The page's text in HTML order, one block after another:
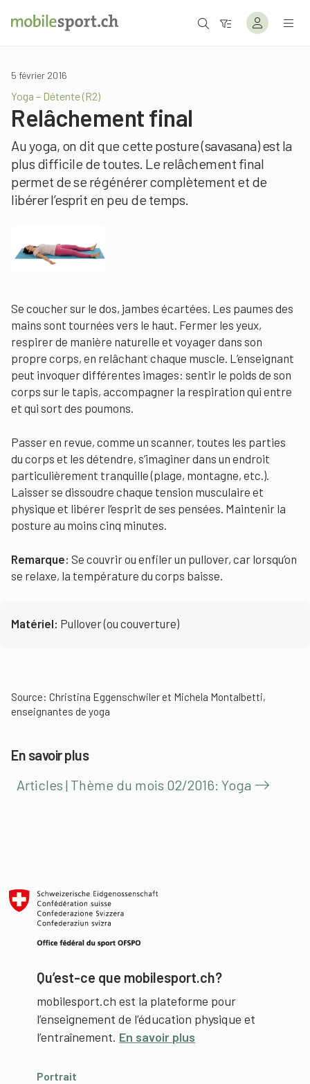
5 février 2016
Yoga – Détente (R2)
Relâchement final
Au yoga, on dit que cette posture (savasana) est la
plus difficile de toutes. Le relâchement final
permet de se régénérer complètement et de
libérer l’esprit en peu de temps.
Se coucher sur le dos, jambes écartées. Les paumes des
mains sont tournées vers le haut. Fermer les yeux,
respirer de manière naturelle et voyager dans son
propre corps, en relâchant chaque muscle. L’enseignant
peut invoquer différentes images: sentir le poids de son
corps sur le tapis, accompagner la respiration qui entre
et qui sort des poumons.
Passer en revue, comme un scanner, toutes les parties
du corps et les détendre, s’imaginer dans un endroit
particulièrement tranquille (plage, montagne, etc.).
Laisser se dissoudre chaque tension musculaire et
physique et libérer l’esprit de ses pensées. Maintenir la
posture au moins cinq minutes.
Remarque: Se couvrir ou enfiler un pullover, car lorsqu’on
se relaxe, la température du corps baisse.
Matériel: Pullover (ou couverture)
Source: Christina Eggenschwiler et Michela Montalbetti,
enseignantes de yoga
En savoir plus
Articles | Thème du mois 02/2016: Yoga
Qu’est-ce que mobilesport.ch?
mobilesport.ch est la plateforme pour
l’enseignement de l’éducation physique et
l’entraînement. En savoir plus
Portrait